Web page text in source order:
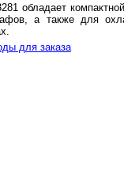
обладает
а также для
для заказа